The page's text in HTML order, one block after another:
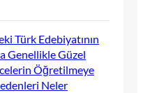
Türk Edebiyatının
Genellikle Güzel
Öğretilmeye
Neler